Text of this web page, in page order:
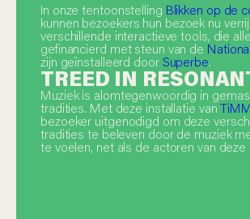
In onze tentoonstelling Blikken op de
kunnen bezoekers hun bezoek nu
verschillende interactieve tools, die
gefinancierd met steun van de
zijn geïnstalleerd doorSuperbe.
TREED IN
Muziek is alomtegenwoordig in
tradities. Met deze installatie van
bezoeker uitgenodigd om deze
tradities te beleven door de muziek
te voelen, net als de actoren van deze